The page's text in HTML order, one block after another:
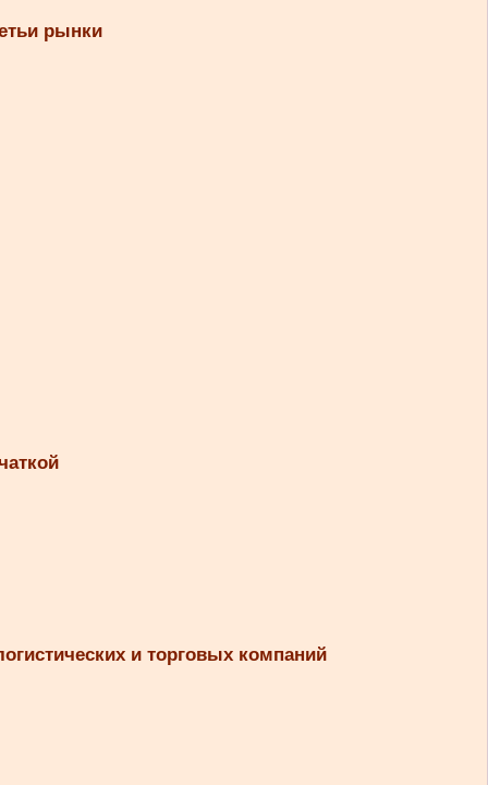
рынки
и торговых компаний